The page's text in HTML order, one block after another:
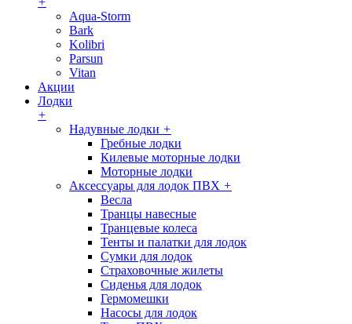
Aqua-Storm
Bark
Kolibri
Parsun
Vitan
Акции
Лодки
+
Надувные лодки +
Гребные лодки
Килевые моторные лодки
Моторные лодки
Аксессуары для лодок ПВХ +
Весла
Транцы навесные
Транцевые колеса
Тенты и палатки для лодок
Сумки для лодок
Страховочные жилеты
Сиденья для лодок
Гермомешки
Насосы для лодок